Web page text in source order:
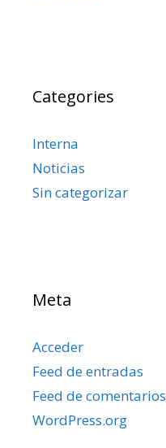
Categories
Interna
Noticias
Sin categorizar
Meta
Acceder
Feed de entradas
Feed de comentarios
WordPress.org